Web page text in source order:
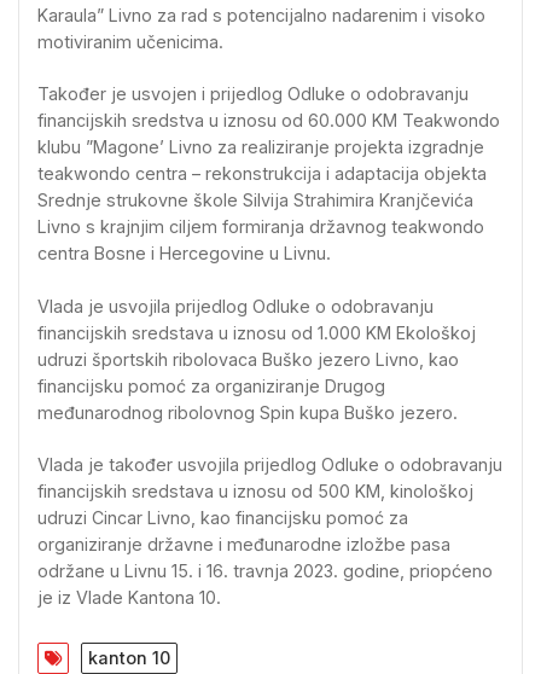
Karaula” Livno za rad s potencijalno nadarenim i visoko
motiviranim učenicima.
Također je usvojen i prijedlog Odluke o odobravanju
financijskih sredstva u iznosu od 60.000 KM Teakwondo
klubu ”Magone’ Livno za realiziranje projekta izgradnje
teakwondo centra – rekonstrukcija i adaptacija objekta
Srednje strukovne škole Silvija Strahimira Kranjčevića
Livno s krajnjim ciljem formiranja državnog teakwondo
centra Bosne i Hercegovine u Livnu.
Vlada je usvojila prijedlog Odluke o odobravanju
financijskih sredstava u iznosu od 1.000 KM Ekološkoj
udruzi športskih ribolovaca Buško jezero Livno, kao
financijsku pomoć za organiziranje Drugog
međunarodnog ribolovnog Spin kupa Buško jezero.
Vlada je također usvojila prijedlog Odluke o odobravanju
financijskih sredstava u iznosu od 500 KM, kinološkoj
udruzi Cincar Livno, kao financijsku pomoć za
organiziranje državne i međunarodne izložbe pasa
održane u Livnu 15. i 16. travnja 2023. godine, priopćeno
je iz Vlade Kantona 10.
kanton 10